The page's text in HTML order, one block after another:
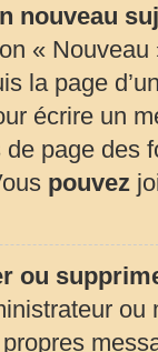
nouveau
« Nouveau
la page
écrire un
de page des
pouvez
ou